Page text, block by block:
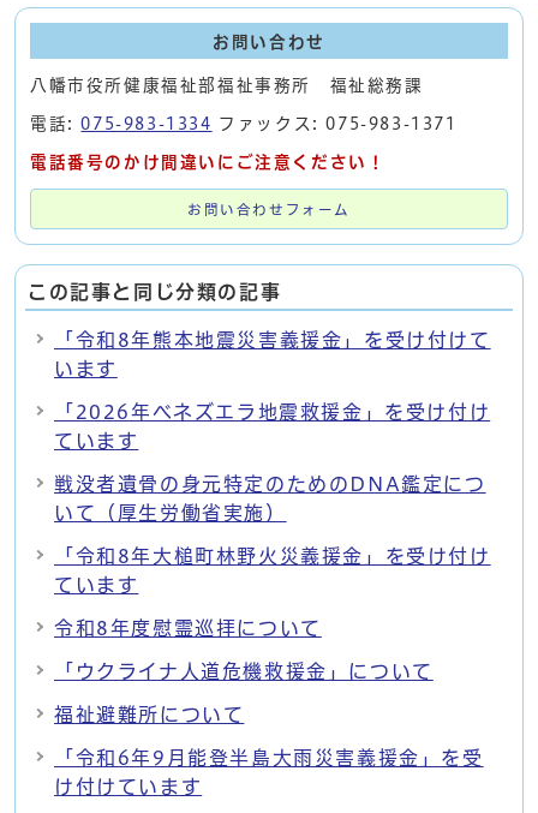
お問い合わせ
八幡市役所健康福祉部福祉事務所 福祉総務課
電話:075-983-1334 ファックス: 075-983-1371
電話番号のかけ間違いにご注意ください！
お問い合わせフォーム
この記事と同じ分類の記事
「令和8年熊本地震災害義援金」を受け付けて
います
「2026年ベネズエラ地震救援金」を受け付け
ています
戦没者遺骨の身元特定のためのDNA鑑定につ
いて（厚生労働省実施）
「令和8年大槌町林野火災義援金」を受け付け
ています
令和8年度慰霊巡拝について
「ウクライナ人道危機救援金」について
福祉避難所について
「令和6年9月能登半島大雨災害義援金」を受
け付けています